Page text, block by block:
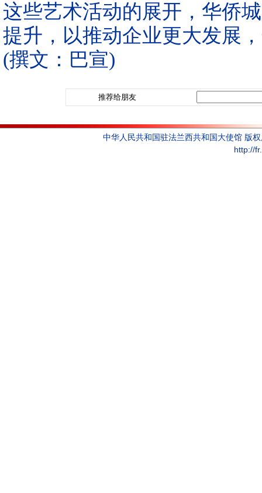
这些艺术活动的展开，华侨
提升，以推动企业更大发展
(撰文：巴宣)
推荐给朋友
中华人民共和国驻法兰西共和国大使馆 版
http://